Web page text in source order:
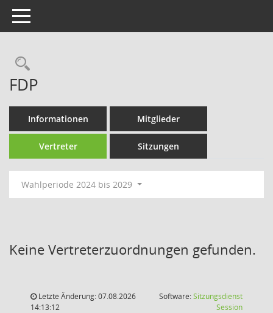
Toggle navigation
Rechercheauswahl
FDP
Informationen Mitglieder
Vertreter Sitzungen
Wahlperiode 2024 bis 2029
Keine Vertreterzuordnungen gefunden.
Letzte Änderung: 07.08.2026
14:13:12
Software:Sitzungsdienst
Session(Wird in